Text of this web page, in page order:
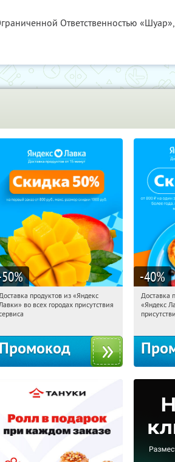
Ответственностью «Шуар»,
%
21:18:14 Получили:
продуктов из «Яндекс
во всех городах присутствия
-40%
Россия
Доставка
«Яндекс